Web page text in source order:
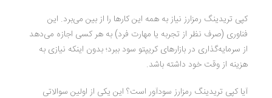
کپی تریدینگ رمزارز نیاز به همه این کارها را از بین می‌برد. این
فناوری (صرف نظر از تجربه یا مهارت فرد) به هر کسی اجازه می‌دهد
از سرمایه‌گذاری در بازارهای کریپتو سود ببرد؛ بدون اینکه نیازی به
هزینه از وقت خود داشته باشد.
آیا کپی تریدینگ رمزارز سودآور است؟ این یکی از اولین سوالاتی